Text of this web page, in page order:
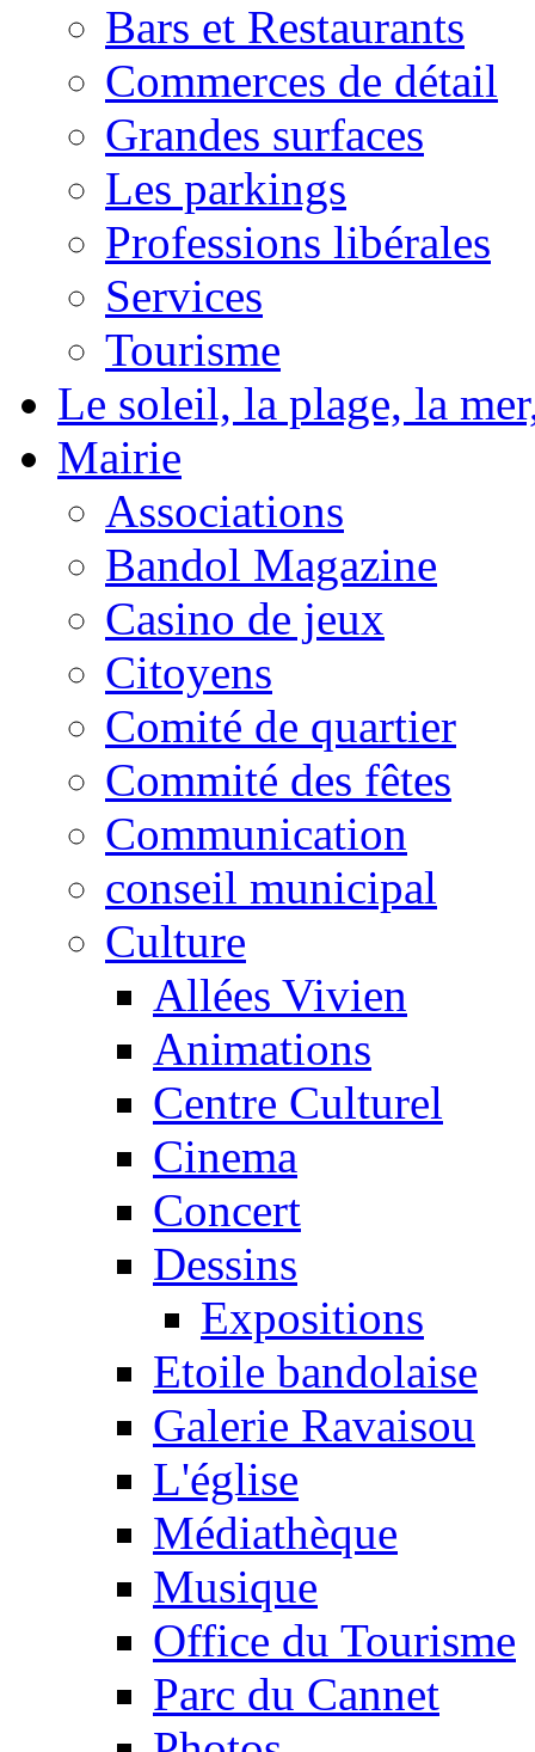
Bars et Restaurants
Commerces de détail
Grandes surfaces
Les parkings
Professions libérales
Services
Tourisme
Le soleil, la plage, la
Mairie
Associations
Bandol Magazine
Casino de jeux
Citoyens
Comité de quartier
Commité des fêtes
Communication
conseil municipal
Culture
Allées Vivien
Animations
Centre Culturel
Cinema
Concert
Dessins
Expositions
Etoile bandolaise
Galerie Ravaisou
L'église
Médiathèque
Musique
Office du Tourisme
Parc du Cannet